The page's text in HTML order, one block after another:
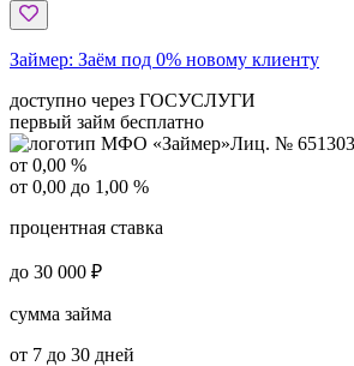
Займер: Заём под 0% новому клиенту
доступно через ГОСУСЛУГИ
первый займ бесплатно
Лиц. №
от 0,00 %
от 0,00 до 1,00 %
процентная ставка
до 30 000 ₽
сумма займа
от 7 до 30 дней